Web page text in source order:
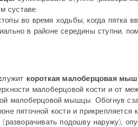
суставе.
во время ходьбы, когда пятка
в районе середины ступни,
лужит короткая малоберцовая
малоберцовой кости и от
малоберцовой мышцы. Обогнув
пяточной кости и прикрепляется
подошву наружу),